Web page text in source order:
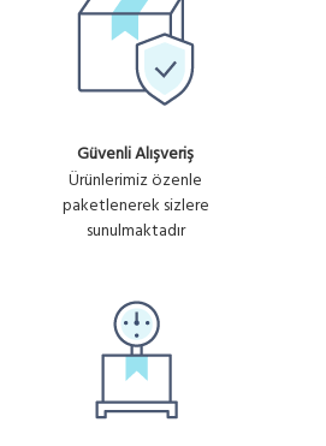
Güvenli Alışveriş
Ürünlerimiz özenle
paketlenerek sizlere
sunulmaktadır